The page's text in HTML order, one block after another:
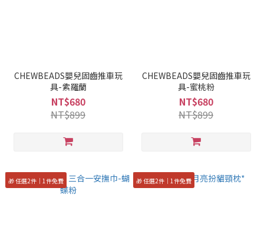
CHEWBEADS嬰兒固齒推車玩
具-紫羅蘭
NT$680
NT$899
CHEWBEADS嬰兒固齒推車玩
具-蜜桃粉
NT$680
NT$899
🎁 任選2件｜1件免費 🎁 任選2件｜1件免費